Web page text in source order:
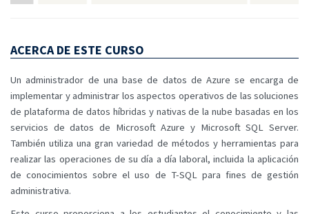
ACERCA DE ESTE CURSO
Un administrador de una base de datos de Azure se encarga de
implementar y administrar los aspectos operativos de las soluciones
de plataforma de datos híbridas y nativas de la nube basadas en los
servicios de datos de Microsoft Azure y Microsoft SQL Server.
También utiliza una gran variedad de métodos y herramientas para
realizar las operaciones de su día a día laboral, incluida la aplicación
de conocimientos sobre el uso de T-SQL para fines de gestión
administrativa.